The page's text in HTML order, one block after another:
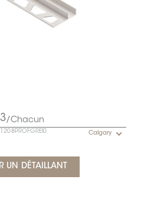
/Chacun
Calgary
UN DÉTAILLANT